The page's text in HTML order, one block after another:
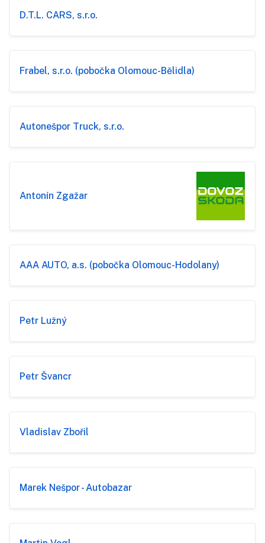
D.T.L. CARS, s.r.o.
Frabel, s.r.o. (pobočka Olomouc-Bělidla)
Autonešpor Truck, s.r.o.
Antonín Zgažar
AAA AUTO, a.s. (pobočka Olomouc-Hodolany)
Petr Lužný
Petr Švancr
Vladislav Zbořil
Marek Nešpor - Autobazar